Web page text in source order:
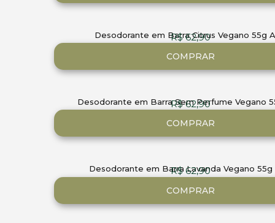
Desodorante em Barra Citrus Vegano 55g
R$62,90
COMPRAR
Desodorante em Barra Sem Perfume Vegano
R$62,90
COMPRAR
Desodorante em Barra Lavanda Vegano 55g
R$62,90
COMPRAR